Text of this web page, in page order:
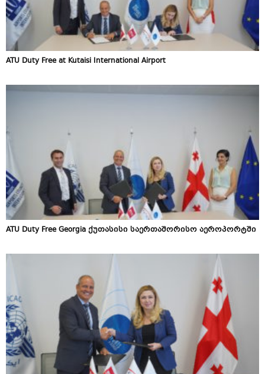
ATU Duty Free at Kutaisi International Airport
ATU Duty Free Georgia ქუთასისი საერთაშორისო აეროპორტში